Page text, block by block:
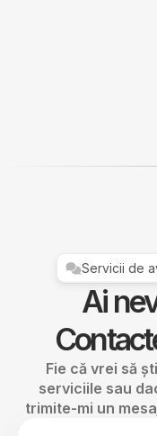
Servicii de
Ai
Fie că vrei să
serviciile sau
trimite-mi un